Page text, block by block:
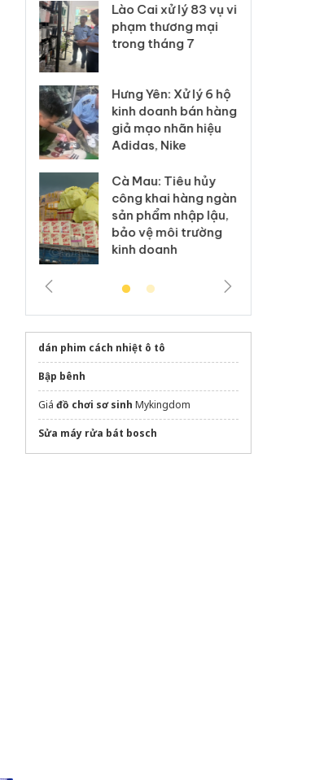
bị
dây
Lào Cai xử lý 83 vụ vi
phạm thương mại
trong tháng 7
Hưng Yên: Xử lý 6 hộ
kinh doanh bán hàng
giả mạo nhãn hiệu
Adidas, Nike
Cà Mau: Tiêu hủy
công khai hàng ngàn
sản phẩm nhập lậu,
bảo vệ môi trường
kinh doanh
dán phim cách nhiệt ô tô
Bập bênh
Giá đồ chơi sơ sinh Mykingdom
Sửa máy rửa bát bosch